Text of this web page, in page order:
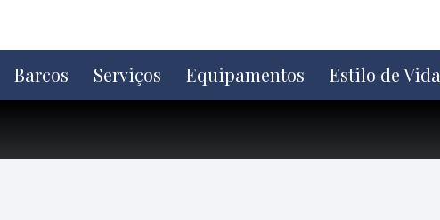
o
conteúdo
Barcos Serviços Equipamentos Estilo de Vida